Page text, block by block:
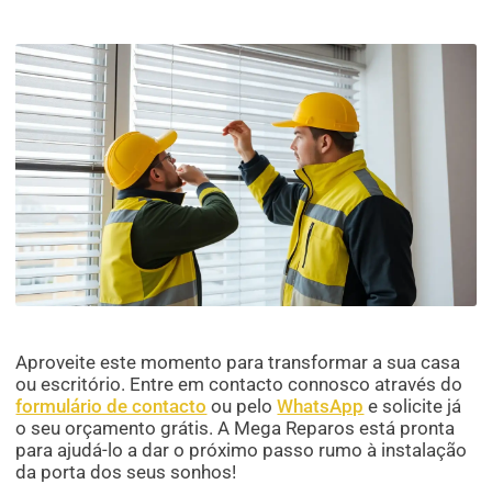
Aproveite este momento para transformar a sua casa
ou escritório. Entre em contacto connosco através do
formulário de contacto ou peloWhatsApp e solicite já
o seu orçamento grátis. A Mega Reparos está pronta
para ajudá-lo a dar o próximo passo rumo à instalação
da porta dos seus sonhos!